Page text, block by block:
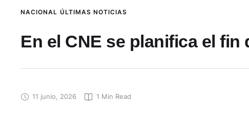
NACIONAL ÚLTIMAS NOTICIAS
En el CNE se planifica el fin
11 junio, 2026 1 Min Read